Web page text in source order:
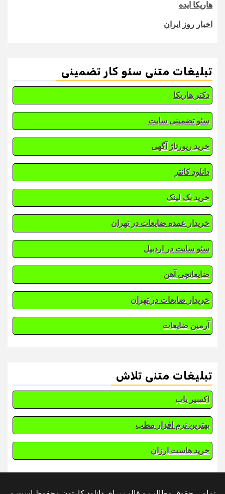
هاریکا ایده
اخبار روز ایران
تبلیغات متنی سئو کار تضمینی
دکتر هاریکا
سئو تضمینی سایت
خرید رپورتاژ آگهی
دانلود کانتر
خرید بک لینک
خریدار عمده ضایعات در تهران
سئو سایت در اردبیل
ضایعاتچی آهن
خریدار ضایعات در تهران
آرمین ضایعات
تبلیغات متنی تلاش
اکسیر یاب
بهترین نرم افزار مطب
خرید هاست ارزان